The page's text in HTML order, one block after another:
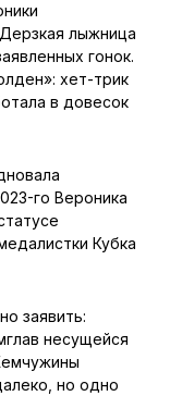
лыжница
гонок.
хет-трик
в довесок
го Вероника
Кубка
заявить:
несущейся
но одно